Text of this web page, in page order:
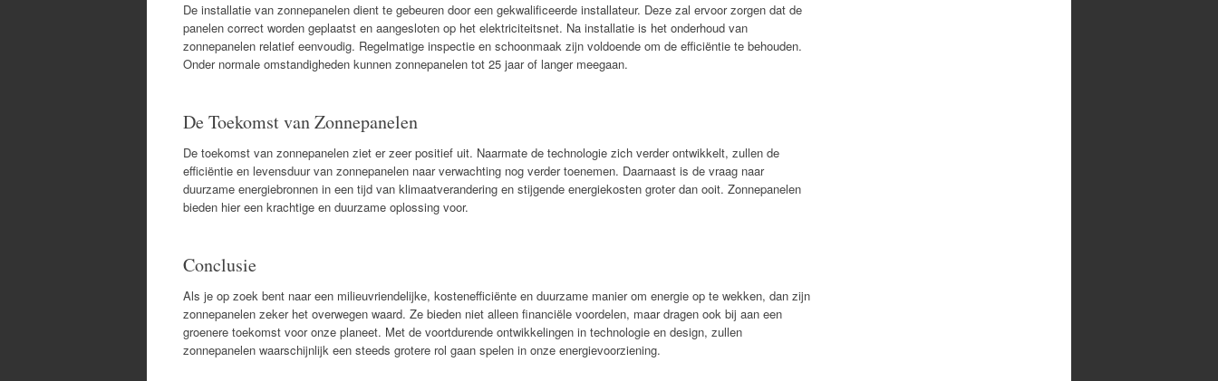
De installatie van zonnepanelen dient te gebeuren door een gekwalificeerde installateur. Deze zal ervoor zorgen dat de
panelen correct worden geplaatst en aangesloten op het elektriciteitsnet. Na installatie is het onderhoud van
zonnepanelen relatief eenvoudig. Regelmatige inspectie en schoonmaak zijn voldoende om de efficiëntie te behouden.
Onder normale omstandigheden kunnen zonnepanelen tot 25 jaar of langer meegaan.
De Toekomst van Zonnepanelen
De toekomst van zonnepanelen ziet er zeer positief uit. Naarmate de technologie zich verder ontwikkelt, zullen de
efficiëntie en levensduur van zonnepanelen naar verwachting nog verder toenemen. Daarnaast is de vraag naar
duurzame energiebronnen in een tijd van klimaatverandering en stijgende energiekosten groter dan ooit. Zonnepanelen
bieden hier een krachtige en duurzame oplossing voor.
Conclusie
Als je op zoek bent naar een milieuvriendelijke, kostenefficiënte en duurzame manier om energie op te wekken, dan zijn
zonnepanelen zeker het overwegen waard. Ze bieden niet alleen financiële voordelen, maar dragen ook bij aan een
groenere toekomst voor onze planeet. Met de voortdurende ontwikkelingen in technologie en design, zullen
zonnepanelen waarschijnlijk een steeds grotere rol gaan spelen in onze energievoorziening.